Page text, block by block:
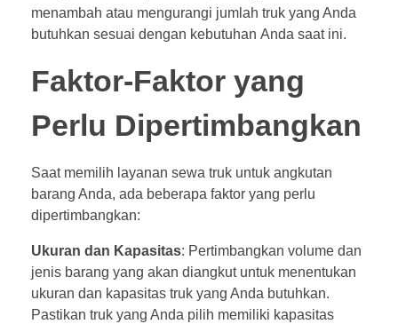
menambah atau mengurangi jumlah truk yang Anda
butuhkan sesuai dengan kebutuhan Anda saat ini.
Faktor-Faktor yang
Perlu Dipertimbangkan
Saat memilih layanan sewa truk untuk angkutan
barang Anda, ada beberapa faktor yang perlu
dipertimbangkan:
Ukuran dan Kapasitas: Pertimbangkan volume dan
jenis barang yang akan diangkut untuk menentukan
ukuran dan kapasitas truk yang Anda butuhkan.
Pastikan truk yang Anda pilih memiliki kapasitas